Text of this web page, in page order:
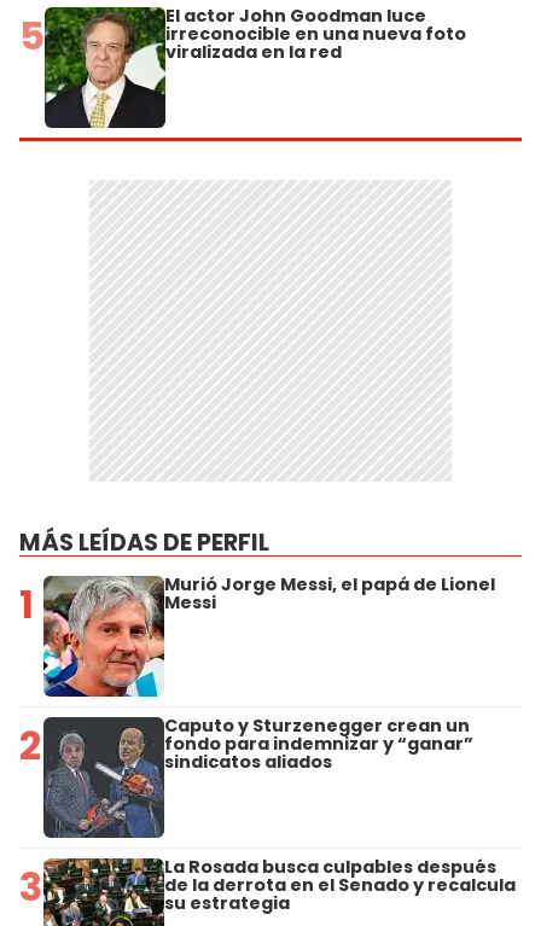
5 El actor John Goodman luce
irreconocible en una nueva foto
viralizada en la red
MÁS LEÍDAS DE PERFIL
1 Murió Jorge Messi, el papá de Lionel
Messi
2 Caputo y Sturzenegger crean un
fondo para indemnizar y “ganar”
sindicatos aliados
3 La Rosada busca culpables después
de la derrota en el Senado y recalcula
su estrategia